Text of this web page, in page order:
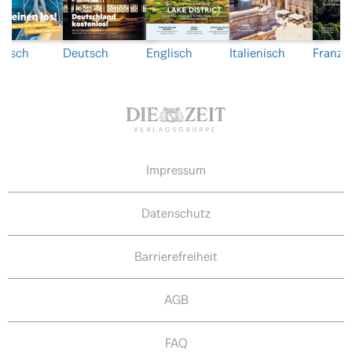
Deutsch Englisch Italienisch
Impressum
Datenschutz
Barrierefreiheit
AGB
FAQ